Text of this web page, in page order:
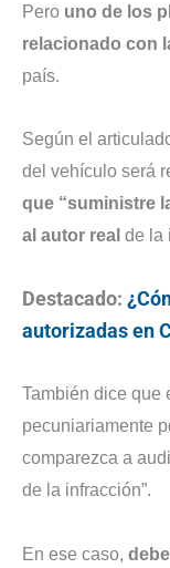
Pero uno de los
relacionado con
país.
Según el
del vehículo será
que “suministre
al autor real de la
Destacado:
autorizadas en
También dice que
pecuniariamente
comparezca a
de la infracción”.
En ese caso,